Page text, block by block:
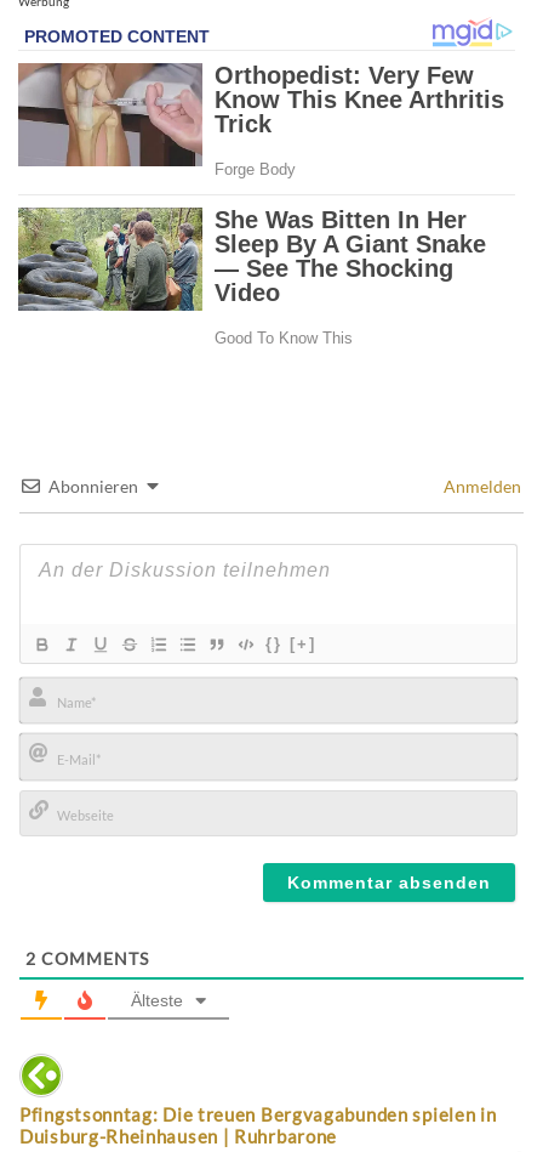
Abonnieren Anmelden
{} [+]
Name*
E-
Mail*
2 COMMENTS
Älteste
Pfingstsonntag: Die treuen Bergvagabunden spielen in
Duisburg-Rheinhausen | Ruhrbarone